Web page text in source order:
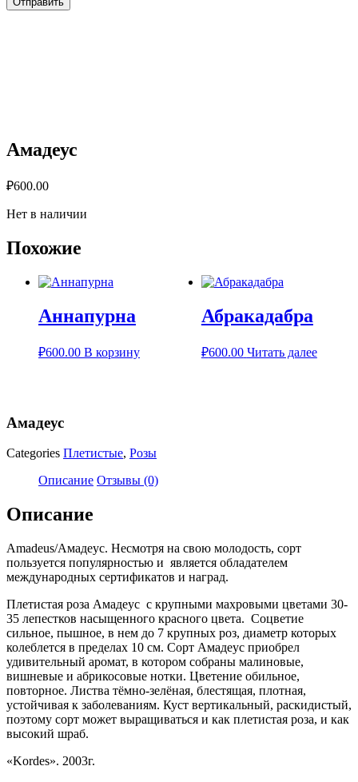
Амадеус
₽600.00
Нет в наличии
Похожие
Аннапурна
₽600.00 В корзину
Абракадабра
₽600.00 Читать далее
Амадеус
Categories Плетистые, Розы
Описание Отзывы (0)
Описание
Amadeus/Амадеус. Несмотря на свою молодость, сорт
пользуется популярностью и является обладателем
международных сертификатов и наград.
Плетистая роза Амадеус с крупными махровыми цветами 30-
35 лепестков насыщенного красного цвета. Соцветие
сильное, пышное, в нем до 7 крупных роз, диаметр которых
колеблется в пределах 10 см. Сорт Амадеус приобрел
удивительный аромат, в котором собраны малиновые,
вишневые и абрикосовые нотки. Цветение обильное,
повторное. Листва тёмно-зелёная, блестящая, плотная,
устойчивая к заболеваниям. Куст вертикальный, раскидистый,
поэтому сорт может выращиваться и как плетистая роза, и как
высокий шраб.
«Kordes». 2003г.